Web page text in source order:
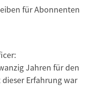
für Abonnenten
Jahren für den
dieser Erfahrung war